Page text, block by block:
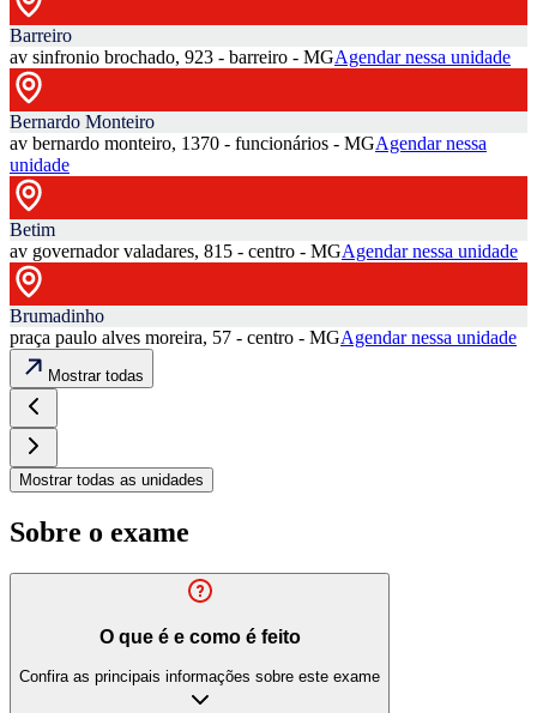
Barreiro
av sinfronio brochado, 923 - barreiro - MGAgendar nessa unidade
Bernardo Monteiro
av bernardo monteiro, 1370 - funcionários - MGAgendar nessa
unidade
Betim
av governador valadares, 815 - centro - MGAgendar nessa unidade
Brumadinho
praça paulo alves moreira, 57 - centro - MGAgendar nessa unidade
Mostrar todas
Mostrar todas as unidades
Sobre o exame
O que é e como é feito
Confira as principais informações sobre este exame